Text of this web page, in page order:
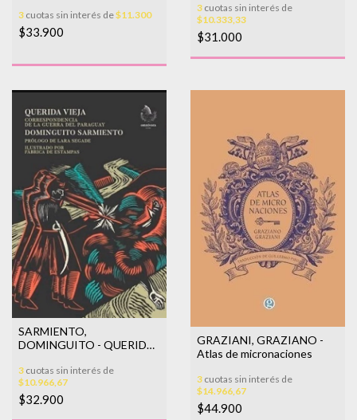
3 cuotas sin interés de$11.300
$33.900
ESCLAVOS BLANCOS
3 cuotas sin interés de
$10.333,33
$31.000
SARMIENTO,
DOMINGUITO - QUERIDA
3 cuotas sin interés de
$10.966,67
$32.900
GRAZIANI, GRAZIANO -
Atlas de micronaciones
3 cuotas sin interés de
$14.966,67
$44.900